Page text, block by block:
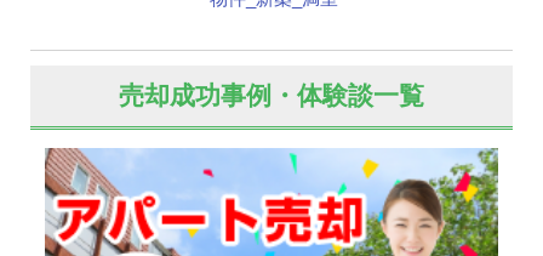
売却成功事例・体験談一覧